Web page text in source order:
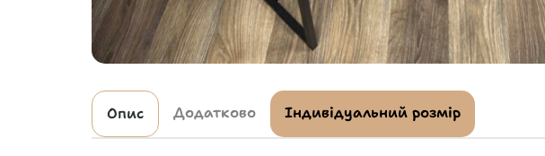
Опис Додатково Індивідуальний розмір